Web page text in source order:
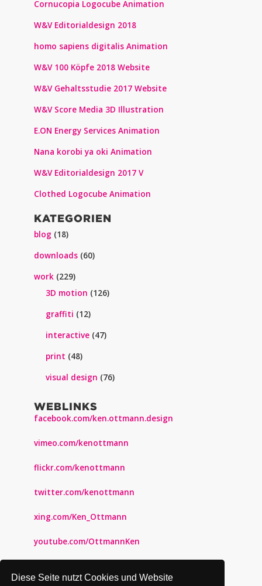
Diese Seite nutzt Cookies und Website
Cornucopia Logocube Animation
W&V Editorialdesign 2018
homo sapiens digitalis Animation
W&V 100 Köpfe 2018 Website
W&V Gehaltsstudie 2017 Website
W&V Score Media 3D Illustration
E.ON Energy Services Animation
Nana korobi ya oki Animation
W&V Editorialdesign 2017 V
Clothed Logocube Animation
KATEGORIEN
blog (18)
downloads (60)
work (229)
3D motion (126)
graffiti (12)
interactive (47)
print (48)
visual design (76)
WEBLINKS
facebook.com/ken.ottmann.design
vimeo.com/kenottmann
flickr.com/kenottmann
twitter.com/kenottmann
xing.com/Ken_Ottmann
youtube.com/OttmannKen